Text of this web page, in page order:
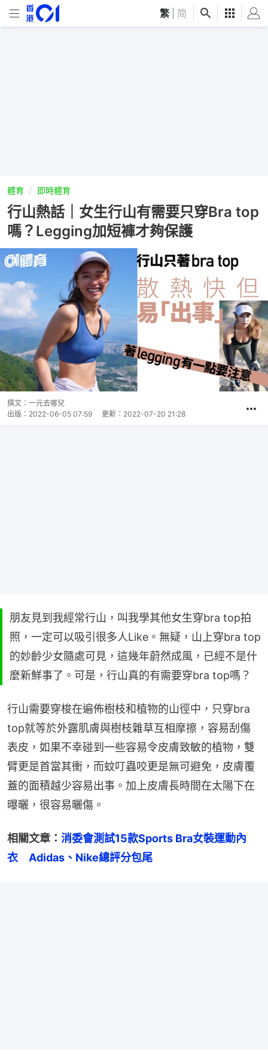
繁 简
體育 即時體育
行山熱話｜女生行山有需要只穿Bra top
嗎？Legging加短褲才夠保護
撰文： 一元去哪兒
出版： 2022-06-05 07:59 更新： 2022-07-20 21:28
朋友見到我經常行山，叫我學其他女生穿bra top拍
照，一定可以吸引很多人Like。無疑，山上穿bra top
的妙齡少女隨處可見，這幾年蔚然成風，已經不是什
麼新鮮事了。可是，行山真的有需要穿bra top嗎？
行山需要穿梭在遍佈樹枝和植物的山徑中，只穿bra
top就等於外露肌膚與樹枝雜草互相摩擦，容易刮傷
表皮，如果不幸碰到一些容易令皮膚致敏的植物，雙
臂更是首當其衝，而蚊叮蟲咬更是無可避免，皮膚覆
蓋的面積越少容易出事。加上皮膚長時間在太陽下在
曝曬，很容易曬傷。
相關文章： 消委會測試15款Sports Bra女裝運動內
衣　Adidas、Nike總評分包尾